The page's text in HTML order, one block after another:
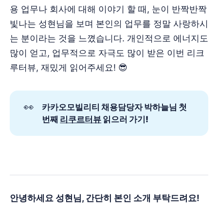
용 업무나 회사에 대해 이야기 할 때, 눈이 반짝반짝
빛나는 성현님을 보며 본인의 업무를 정말 사랑하시
는 분이라는 것을 느꼈습니다. 개인적으로 에너지도
많이 얻고, 업무적으로 자극도 많이 받은 이번 리크
루터뷰, 재밌게 읽어주세요! 😎
👀
카카오모빌리티 채용담당자 박하늘님 첫
번째 리쿠르터뷰 읽으러 가기!
안녕하세요 성현님, 간단히 본인 소개 부탁드려요!